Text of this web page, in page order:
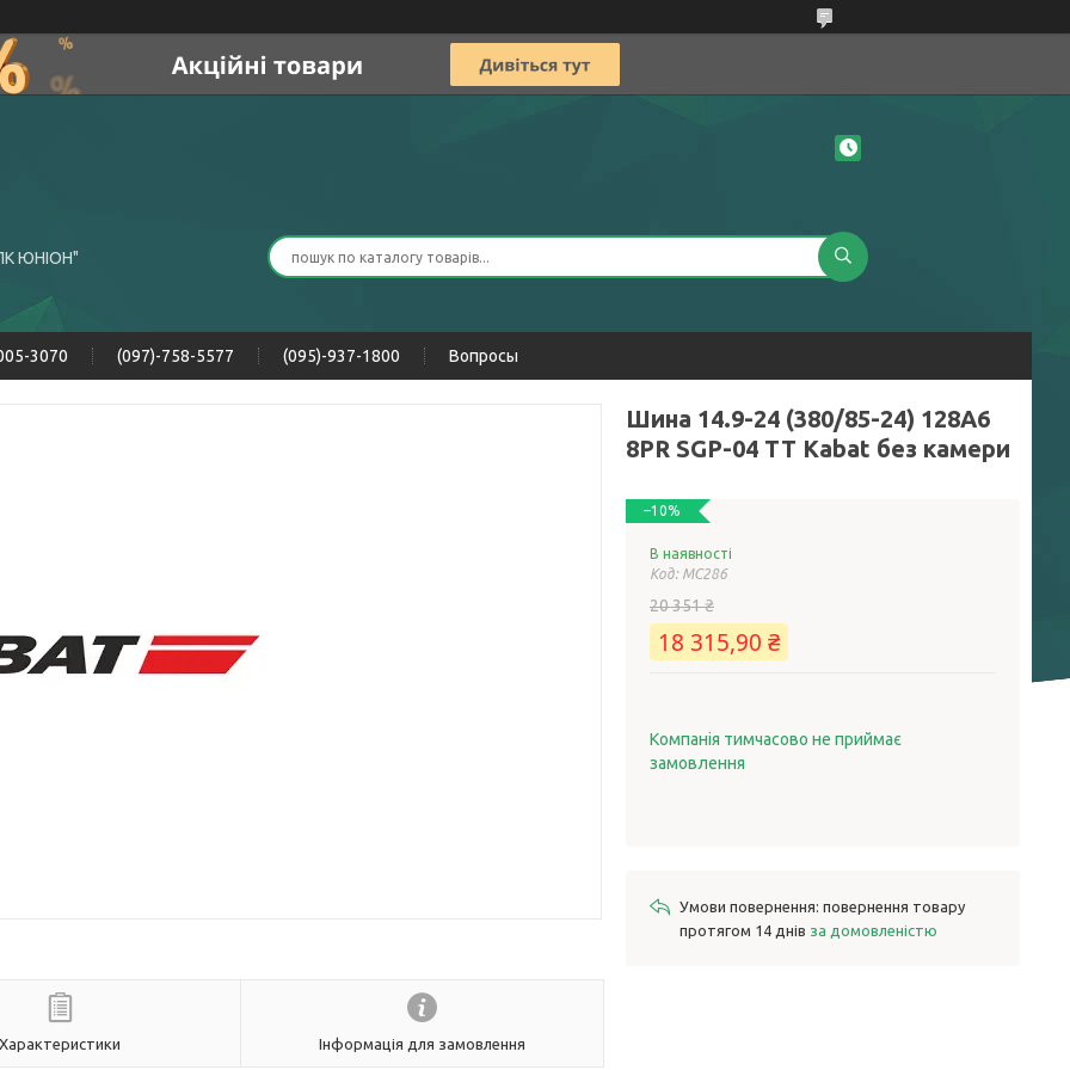
ЮНІОН"
3070 (097)-758-5577 (095)-937-1800 Вопросы
Характеристики Інформація для замовлення
Шина 14.9-24 (380/85-24) 128A6
8PR SGP-04 TT Kabat без камери
–10%
В наявності
Код: MC286
20 351 ₴
18 315,90 ₴
Компанія тимчасово не приймає
замовлення
повернення товару
протягом 14 днів за домовленістю